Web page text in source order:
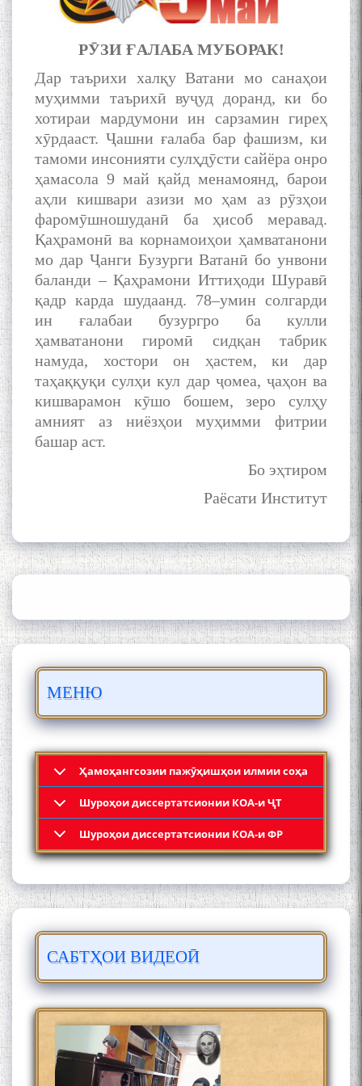
РӮЗИ ҒАЛАБА МУБОРАК!
Дар таърихи халқу Ватани мо санаҳои
муҳимми таърихӣ вуҷуд доранд, ки бо
хотираи мардумони ин сарзамин гиреҳ
хӯрдааст. Ҷашни ғалаба бар фашизм, ки
тамоми инсонияти сулҳдӯсти сайёра онро
ҳамасола 9 май қайд менамоянд, барои
аҳли кишвари азизи мо ҳам аз рӯзҳои
фаромӯшношуданӣ ба ҳисоб меравад.
Қаҳрамонӣ ва корнамоиҳои ҳамватанони
мо дар Ҷанги Бузурги Ватанӣ бо унвони
баланди – Қаҳрамони Иттиҳоди Шуравӣ
қадр карда шудаанд. 78–умин солгарди
ин ғалабаи бузургро ба кулли
ҳамватанони гиромӣ сидқан табрик
намуда, хостори он ҳастем, ки дар
таҳаққуқи сулҳи кул дар ҷомеа, ҷаҳон ва
кишварамон кӯшо бошем, зеро сулҳу
амният аз ниёзҳои муҳимми фитрии
башар аст.
Бо эҳтиром
Раёсати Институт
МЕНЮ
Ҳамоҳангсозии пажӯҳишҳои илмии соҳа
Шyроҳои диссертатсионии КОА-и ҶТ
Шyроҳои диссертатсионии КОА-и ФР
САБТҲОИ ВИДЕОӢ
Муъмин Қаноат\Meeting of
Kanoat
The Persian Gulf Beautiful
poetry from Устод Мумин
Қаноат (Ustod Mumin Qanoat)
and Master Mehryar
Mehrafarin about the conflict
of the name of the Persian
Gulf
Сайри Дарвоз бо Мӯъмин
Қаноат: Чанор ҳам "гап"
мезанад
ШАРҲИ МУЛОҚОТ БО АҲЛИ
АКАДЕМИЯИ МИЛЛИИ
ИЛМҲОИ ТОҶИКИСТОН
БО 4 000 000 СОМОНӢ
МӮЪМИН ҚАНОАТ СОХТА
Кадамчо Худои Шарифзода
Сайре дар Осорхона
Муҳаммадҷон Раҳимӣ